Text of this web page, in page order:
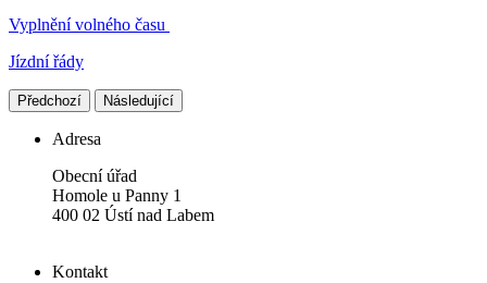
Vyplnění volného času
Jízdní řády
Předchozí Následující
Adresa
Obecní úřad
Homole u Panny 1
400 02 Ústí nad Labem
Kontakt